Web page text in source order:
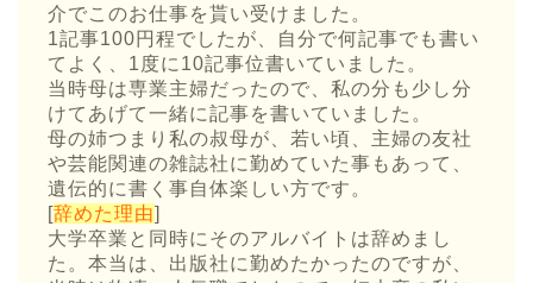
介でこのお仕事を貰い受けました。
1記事100円程でしたが、自分で何記事でも書い
てよく、1度に10記事位書いていました。
当時母は専業主婦だったので、私の分も少し分
けてあげて一緒に記事を書いていました。
母の姉つまり私の叔母が、若い頃、主婦の友社
や芸能関連の雑誌社に勤めていた事もあって、
遺伝的に書く事自体楽しい方です。
[辞めた理由]
大学卒業と同時にそのアルバイトは辞めまし
た。本当は、出版社に勤めたかったのですが、